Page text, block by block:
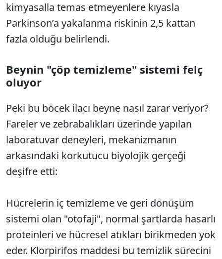
kimyasalla temas etmeyenlere kıyasla
Parkinson’a yakalanma riskinin 2,5 kattan
fazla olduğu belirlendi.
Beynin "çöp temizleme" sistemi felç
oluyor
Peki bu böcek ilacı beyne nasıl zarar veriyor?
Fareler ve zebrabalıkları üzerinde yapılan
laboratuvar deneyleri, mekanizmanın
arkasındaki korkutucu biyolojik gerçeği
deşifre etti:
Hücrelerin iç temizleme ve geri dönüşüm
sistemi olan "otofaji", normal şartlarda hasarlı
proteinleri ve hücresel atıkları birikmeden yok
eder. Klorpirifos maddesi bu temizlik sürecini